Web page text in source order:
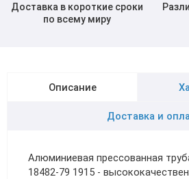
Доставка в короткие сроки
по всему миру
Описание
Доставка и
Алюминиевая прессованная
18482-79 1915 -